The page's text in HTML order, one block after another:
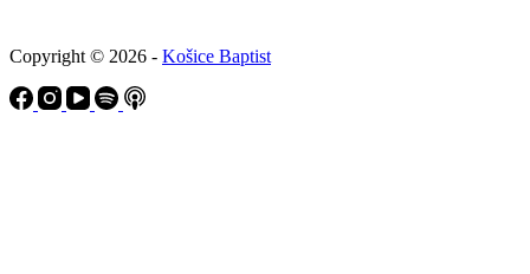
Copyright © 2026 - Košice Baptist